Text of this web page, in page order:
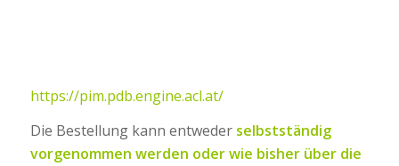
https://pim.pdb.engine.acl.at/
Die Bestellung kann entweder selbstständig
vorgenommen werden oder wie bisher über die